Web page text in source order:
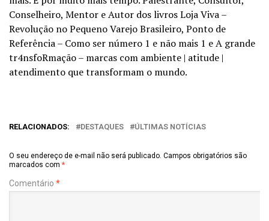
Conselheiro, Mentor e Autor dos livros Loja Viva –
Revolução no Pequeno Varejo Brasileiro, Ponto de
Referência – Como ser número 1 e não mais 1 e A grande
tr4nsfoRmação – marcas com ambiente | atitude |
atendimento que transformam o mundo.
RELACIONADOS: DESTAQUES ÚLTIMAS NOTÍCIAS
O seu endereço de e-mail não será publicado. Campos obrigatórios são
marcados com *
Comentário *